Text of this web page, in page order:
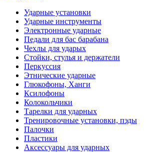
Ударные установки
Ударные инструменты
Электронные ударные
Педали для бас барабана
Чехлы для ударых
Стойки, стулья и держатели
Перкуссия
Этнические ударные
Глюкофоны, Ханги
Ксилофоны
Колокольчики
Тарелки для ударных
Тренировочные установки, пэды
Палочки
Пластики
Аксессуары для ударных